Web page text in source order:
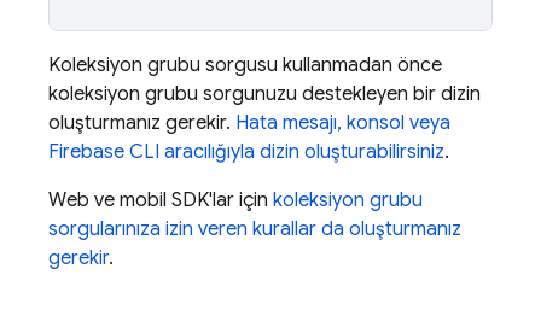
Koleksiyon grubu sorgusu kullanmadan önce
koleksiyon grubu sorgunuzu destekleyen bir dizin
oluşturmanız gerekir. Hata mesajı, konsol veya
Firebase CLI aracılığıyla dizin oluşturabilirsiniz.
Web ve mobil SDK'lar için koleksiyon grubu
sorgularınıza izin veren kurallar da oluşturmanız
gerekir.